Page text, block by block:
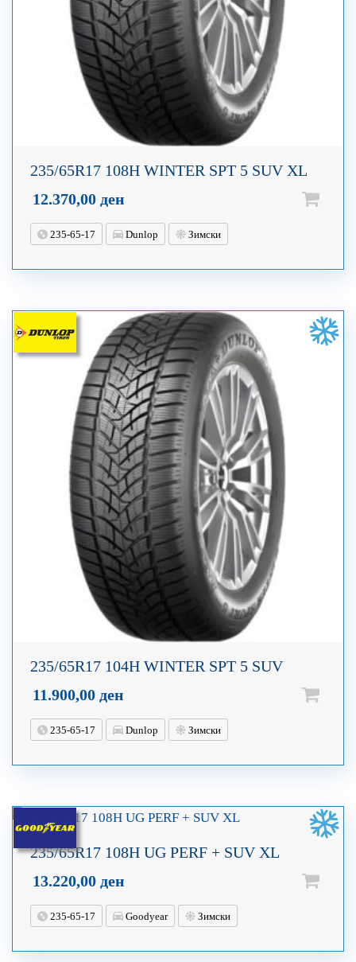
235/65R17 108H WINTER SPT 5 SUV XL
12.370,00 ден
235-65-17 Dunlop Зимски
235/65R17 104H WINTER SPT 5 SUV
11.900,00 ден
235-65-17 Dunlop Зимски
235/65R17 108H UG PERF + SUV XL
13.220,00 ден
235-65-17 Goodyear Зимски